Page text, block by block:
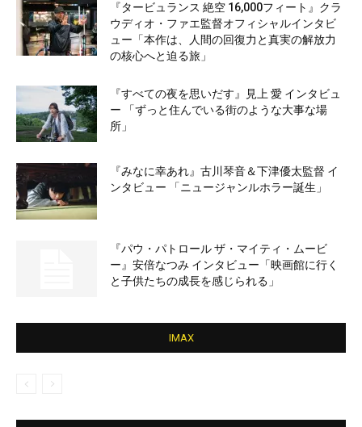
『タービュランス 絶空 16,000フィート』クラ
ウディオ・ファエ監督オフィシャルインタビ
ュー「本作は、人間の回復力と真実の解放力
の核心へと迫る旅」
『すべての夜を思いだす』見上 愛 インタビュ
ー 「ずっと住んでいる街のような大事な場
所」
『みなに幸あれ』古川琴音＆下津優太監督 イ
ンタビュー 「ニュージャンルホラー誕生」
『パウ・パトロール ザ・マイティ・ムービ
ー』安倍なつみ インタビュー「映画館に行く
と子供たちの成長を感じられる」
IMAX